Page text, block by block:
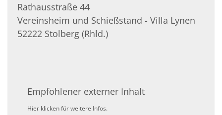
Rathausstraße 44
Vereinsheim und Schießstand - Villa Lynen
52222 Stolberg (Rhld.)
Empfohlener externer Inhalt
Hier klicken für weitere Infos.